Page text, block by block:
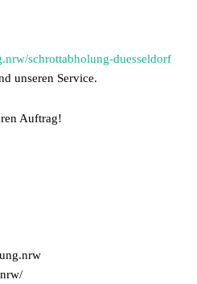
schrottabholung-duesseldorf
unseren Service.
Auftrag!